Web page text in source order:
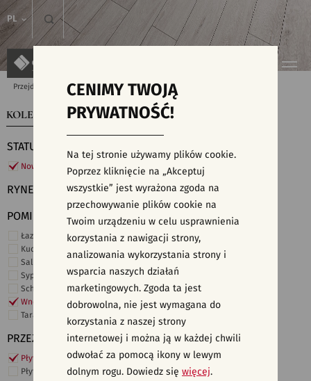
PL
Przejdź do strony głównej Kolekcje
KOLEKCJE WYSZUKIWARKA PŁYTEK
STATUS
Nowości
RYNEK
POMIESZCZENIE
Łazienka
Kuchnia
Salon i hol
Sypialnia
Schody
Wnętrza komercyjne
Taras i ogród
PRZEZNACZENIE
Płytki ścienne
Płytki podłogowe
CENIMY TWOJĄ
PRYWATNOŚĆ!
Na tej stronie używamy plików cookie.
Poprzez kliknięcie na „Akceptuj
wszystkie” jest wyrażona zgoda na
przechowywanie plików cookie na
Twoim urządzeniu w celu usprawnienia
korzystania z nawigacji strony,
analizowania wykorzystania strony i
wsparcia naszych działań
marketingowych. Zgoda ta jest
dobrowolna, nie jest wymagana do
korzystania z naszej strony
internetowej i można ją w każdej chwili
odwołać za pomocą ikony w lewym
dolnym rogu. Dowiedz się więcej.